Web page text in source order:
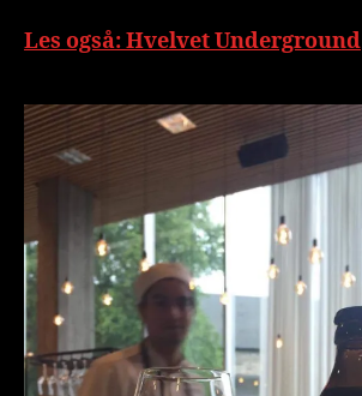
Les også: Hvelvet Underground